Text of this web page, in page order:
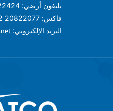
تليفون أرضي: 20822424 202+,
فاكس: 20822077 202+,
البريد الإلكتروني: